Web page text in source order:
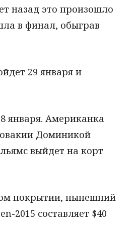
назад это произошло
в финал, обыграв
29 января и
января. Американка
Доминикой
выйдет на корт
покрытии, нынешний
2015 составляет $40